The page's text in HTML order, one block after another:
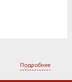
Подробнее